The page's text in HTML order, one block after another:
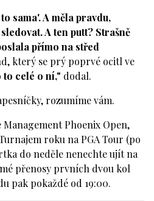
sama'. A měla pravdu,
A ten putt? Strašně
přímo na střed
který se prý poprvé ocitl ve
to celé o ní," dodal.
rozumíme vám.
Phoenix Open,
roku na PGA Tour (po
do neděle nenechte ujít na
přenosy prvních dvou kol
pak pokaždé od 19:00.